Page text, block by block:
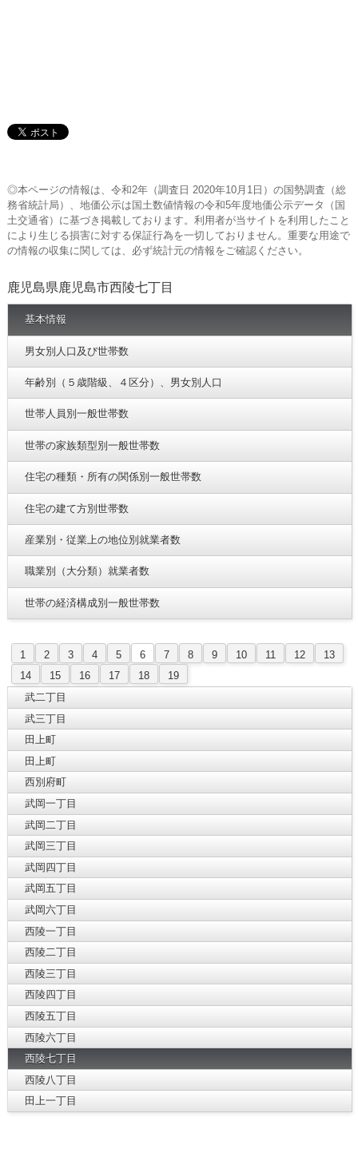
◎本ページの情報は、令和2年（調査日 2020年10月1日）の国勢調査（総
務省統計局）、地価公示は国土数値情報の令和5年度地価公示データ（国
土交通省）に基づき掲載しております。利用者が当サイトを利用したこと
により生じる損害に対する保証行為を一切しておりません。重要な用途で
の情報の収集に関しては、必ず統計元の情報をご確認ください。
鹿児島県鹿児島市西陵七丁目
基本情報
男女別人口及び世帯数
年齢別（５歳階級、４区分）、男女別人口
世帯人員別一般世帯数
世帯の家族類型別一般世帯数
住宅の種類・所有の関係別一般世帯数
住宅の建て方別世帯数
産業別・従業上の地位別就業者数
職業別（大分類）就業者数
世帯の経済構成別一般世帯数
1 2 3 4 5 6 7 8 9 10 11 12
13
14
15 16 17 18
19
武二丁目
武三丁目
田上町
田上町
西別府町
武岡一丁目
武岡二丁目
武岡三丁目
武岡四丁目
武岡五丁目
武岡六丁目
西陵一丁目
西陵二丁目
西陵三丁目
西陵四丁目
西陵五丁目
西陵六丁目
西陵七丁目
西陵八丁目
田上一丁目